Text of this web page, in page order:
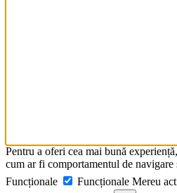
Pentru a oferi cea mai bună
cum ar fi comportamentul de
Funcționale
Funcționale Mereu